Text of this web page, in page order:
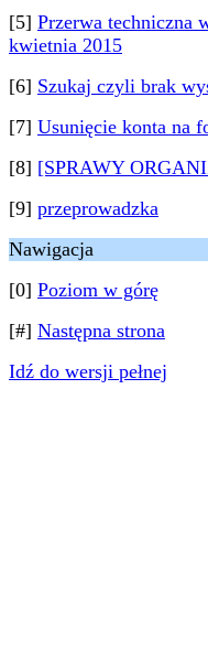
[5] Przerwa techniczna
kwietnia 2015
[6] Szukaj czyli brak
[7] Usunięcie konta na
[8] [SPRAWY
[9] przeprowadzka
Nawigacja
[0] Poziom w górę
[#] Następna strona
Idź do wersji pełnej